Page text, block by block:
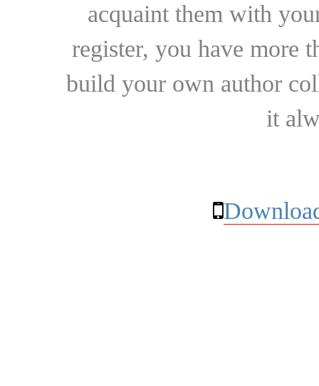
acquaint them with
register, you have more
build your own author
it